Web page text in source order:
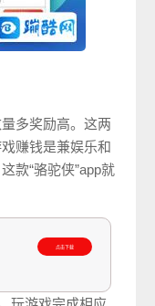
多奖励高。这两
赚钱是兼娱乐和
款“骆驼侠”app就
点击下载